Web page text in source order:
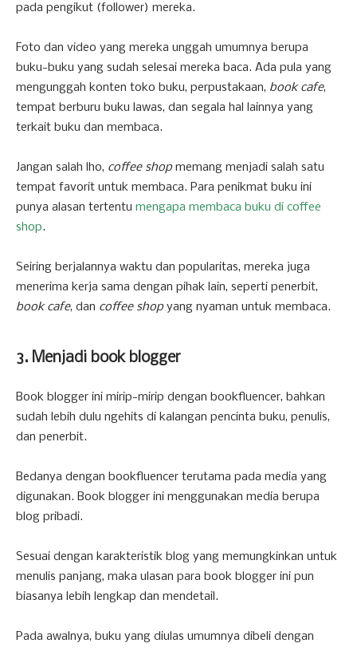
pada pengikut (follower) mereka.
Foto dan video yang mereka unggah umumnya berupa
buku-buku yang sudah selesai mereka baca. Ada pula yang
mengunggah konten toko buku, perpustakaan, book cafe,
tempat berburu buku lawas, dan segala hal lainnya yang
terkait buku dan membaca.
Jangan salah lho, coffee shopmemang menjadi salah satu
tempat favorit untuk membaca. Para penikmat buku ini
punya alasan tertentu mengapa membaca buku di coffee
shop.
Seiring berjalannya waktu dan popularitas, mereka juga
menerima kerja sama dengan pihak lain, seperti penerbit,
book cafe, dan coffee shopyang nyaman untuk membaca.
3. Menjadi book blogger
Book blogger ini mirip-mirip dengan bookfluencer, bahkan
sudah lebih dulu ngehits di kalangan pencinta buku, penulis,
dan penerbit.
Bedanya dengan bookfluencer terutama pada media yang
digunakan. Book blogger ini menggunakan media berupa
blog pribadi.
Sesuai dengan karakteristik blog yang memungkinkan untuk
menulis panjang, maka ulasan para book blogger ini pun
biasanya lebih lengkap dan mendetail.
Pada awalnya, buku yang diulas umumnya dibeli dengan